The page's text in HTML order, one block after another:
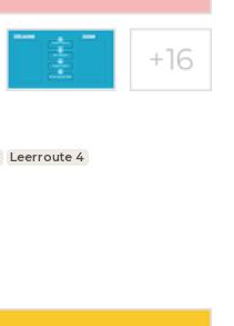
Leerroute 4